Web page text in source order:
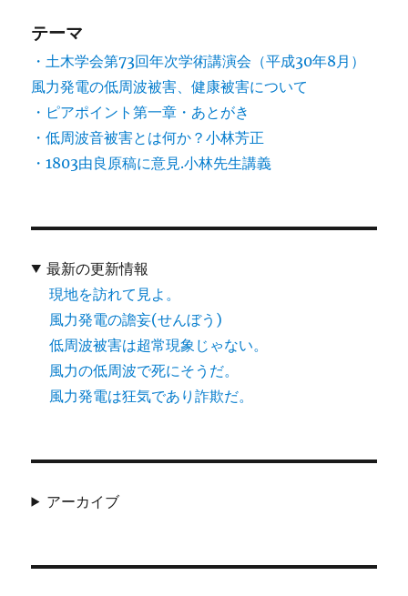
テーマ
・土木学会第73回年次学術講演会（平成30年8月）
風力発電の低周波被害、健康被害について
・ピアポイント第一章・あとがき
・低周波音被害とは何か？小林芳正
・1803由良原稿に意見.小林先生講義
最新の更新情報
現地を訪れて見よ。
風力発電の譫妄(せんぼう)
低周波被害は超常現象じゃない。
風力の低周波で死にそうだ。
風力発電は狂気であり詐欺だ。
アーカイブ